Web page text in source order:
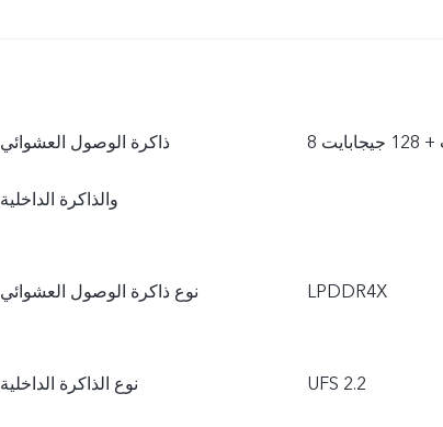
ذاكرة الوصول العشوائي
والذاكرة الداخلية
نوع ذاكرة الوصول العشوائي LPDDR4X
نوع الذاكرة الداخلية UFS 2.2